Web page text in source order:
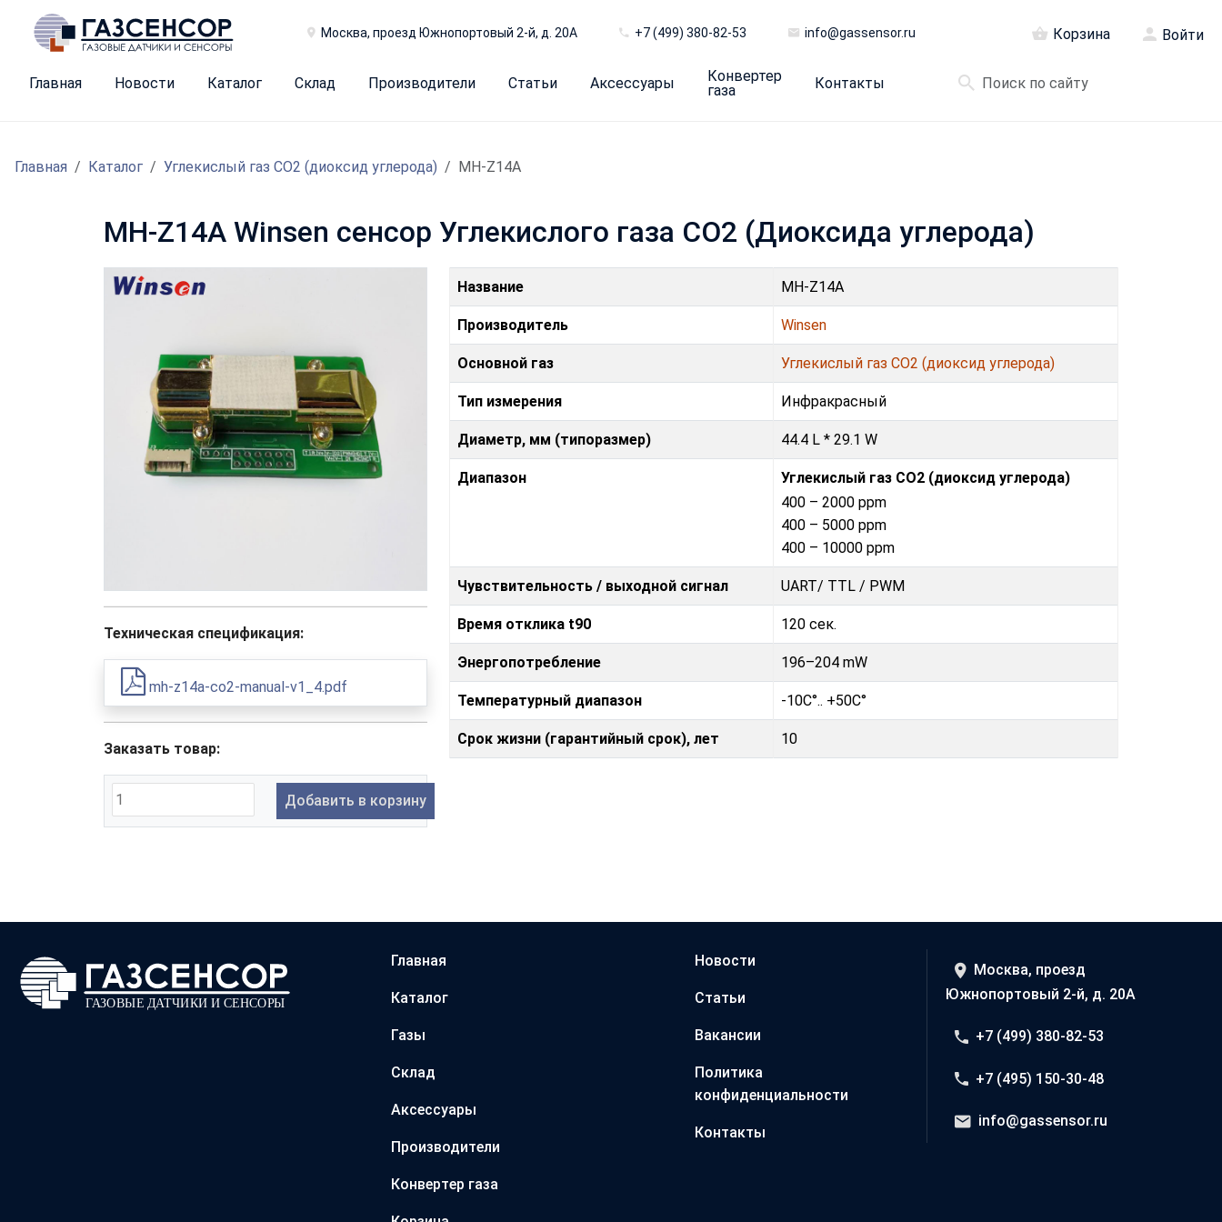
Москва, проезд Южнопортовый 2-й, д. 20А +7 (499) 380-82-53 info@gassensor.ru Корзина Войти
Главная Новости Каталог Склад Производители Статьи Аксессуары
Конвертер
газа
Контакты
Главная Каталог Углекислый газ CO2 (диоксид углерода) MH-Z14A
MH-Z14A Winsen сенсор Углекислого газа CO2 (Диоксида углерода)
Техническая спецификация:
mh-z14a-co2-manual-v1_4.pdf
Заказать товар:
Добавить в корзину
Название MH-Z14A
Производитель Winsen
Основной газ Углекислый газ CO2 (диоксид углерода)
Тип измерения Инфракрасный
Диаметр, мм (типоразмер) 44.4 L * 29.1 W
Диапазон
Углекислый газ CO2 (диоксид углерода)
400 – 2000 ppm
400 – 5000 ppm
400 – 10000 ppm
Чувствительность / выходной сигнал UART/ TTL / PWM
Время отклика t90 120 сек.
Энергопотребление 196–204 mW
Температурный диапазон -10C°.. +50C°
Срок жизни (гарантийный срок), лет 10
Главная
Каталог
Газы
Склад
Аксессуары
Производители
Конвертер газа
Новости
Статьи
Вакансии
Политика
конфиденциальности
Контакты
Москва, проезд
Южнопортовый 2-й, д. 20А
+7 (499) 380-82-53
+7 (495) 150-30-48
info@gassensor.ru